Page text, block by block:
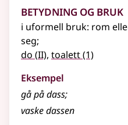
Betydning og bruk
i uformell bruk: rom
seg;
do (2
II), toalett(1)
Eksempel
gå på dass;
vaske dassen